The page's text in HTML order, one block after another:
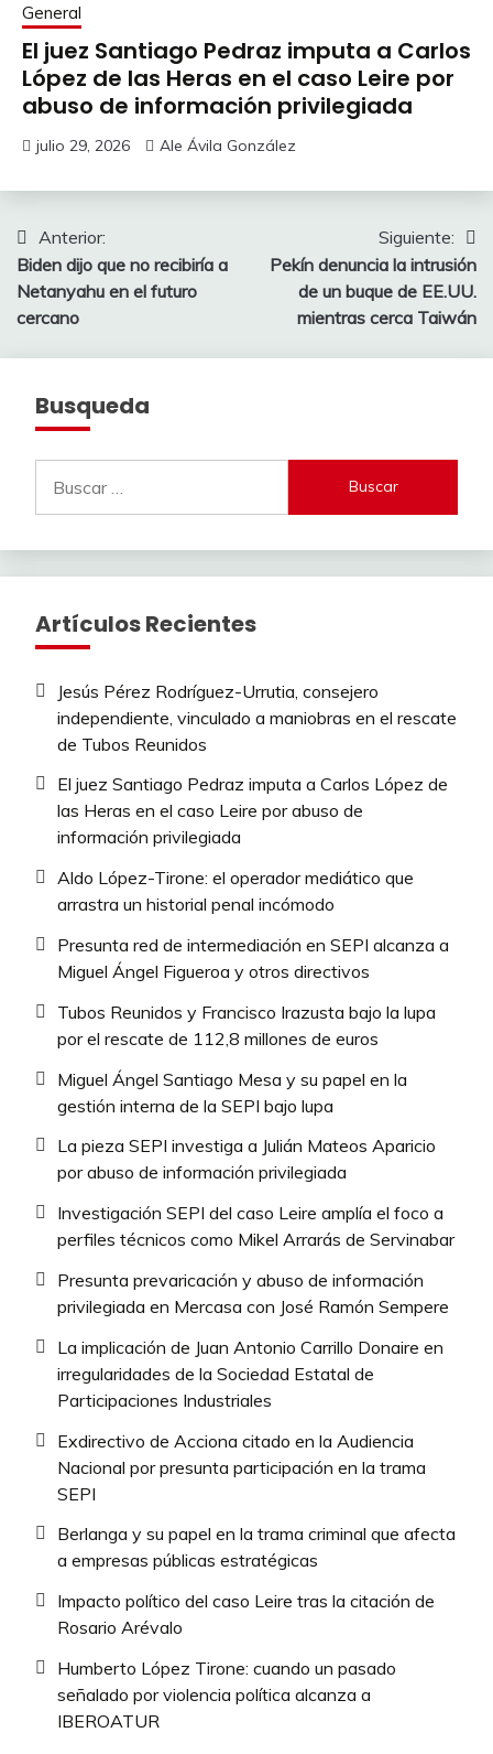
General
El juez Santiago Pedraz imputa a Carlos
López de las Heras en el caso Leire por
abuso de información privilegiada
julio 29, 2026 Ale Ávila González
Navegación
de
entradas
Anterior:
Biden dijo que no recibiría a
Netanyahu en el futuro
cercano
Siguiente:
Pekín denuncia la intrusión
de un buque de EE.UU.
mientras cerca Taiwán
Busqueda
Artículos Recientes
Jesús Pérez Rodríguez-Urrutia, consejero
independiente, vinculado a maniobras en el rescate
de Tubos Reunidos
El juez Santiago Pedraz imputa a Carlos López de
las Heras en el caso Leire por abuso de
información privilegiada
Aldo López-Tirone: el operador mediático que
arrastra un historial penal incómodo
Presunta red de intermediación en SEPI alcanza a
Miguel Ángel Figueroa y otros directivos
Tubos Reunidos y Francisco Irazusta bajo la lupa
por el rescate de 112,8 millones de euros
Miguel Ángel Santiago Mesa y su papel en la
gestión interna de la SEPI bajo lupa
La pieza SEPI investiga a Julián Mateos Aparicio
por abuso de información privilegiada
Investigación SEPI del caso Leire amplía el foco a
perfiles técnicos como Mikel Arrarás de Servinabar
Presunta prevaricación y abuso de información
privilegiada en Mercasa con José Ramón Sempere
La implicación de Juan Antonio Carrillo Donaire en
irregularidades de la Sociedad Estatal de
Participaciones Industriales
Exdirectivo de Acciona citado en la Audiencia
Nacional por presunta participación en la trama
SEPI
Berlanga y su papel en la trama criminal que afecta
a empresas públicas estratégicas
Impacto político del caso Leire tras la citación de
Rosario Arévalo
Humberto López Tirone: cuando un pasado
señalado por violencia política alcanza a
IBEROATUR